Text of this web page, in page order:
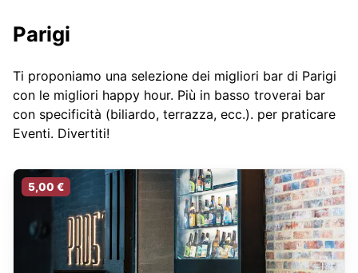
Parigi
Ti proponiamo una selezione dei migliori bar di Parigi
con le migliori happy hour. Più in basso troverai bar
con specificità (biliardo, terrazza, ecc.). per praticare
Eventi. Divertiti!
5,00 €